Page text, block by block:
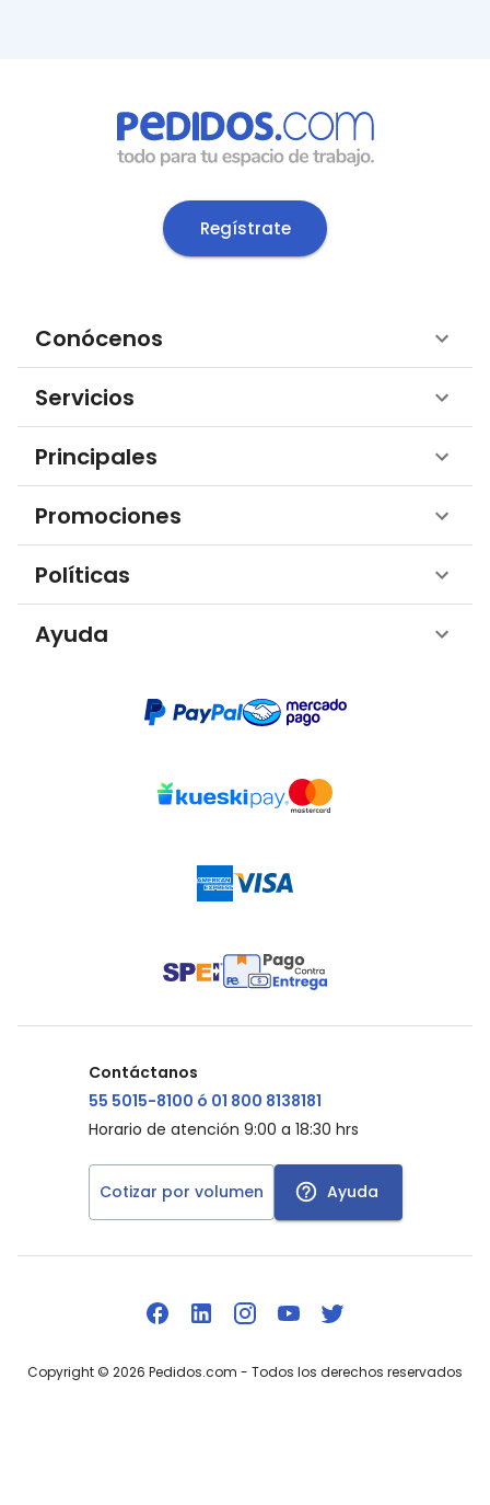
Regístrate
Conócenos
Servicios
Principales
Promociones
Políticas
Ayuda
Contáctanos
55 5015-8100 ó 01 800 8138181
Horario de atención 9:00 a 18:30 hrs
Cotizar por volumen Ayuda
Copyright © 2026 Pedidos.com - Todos los derechos reservados